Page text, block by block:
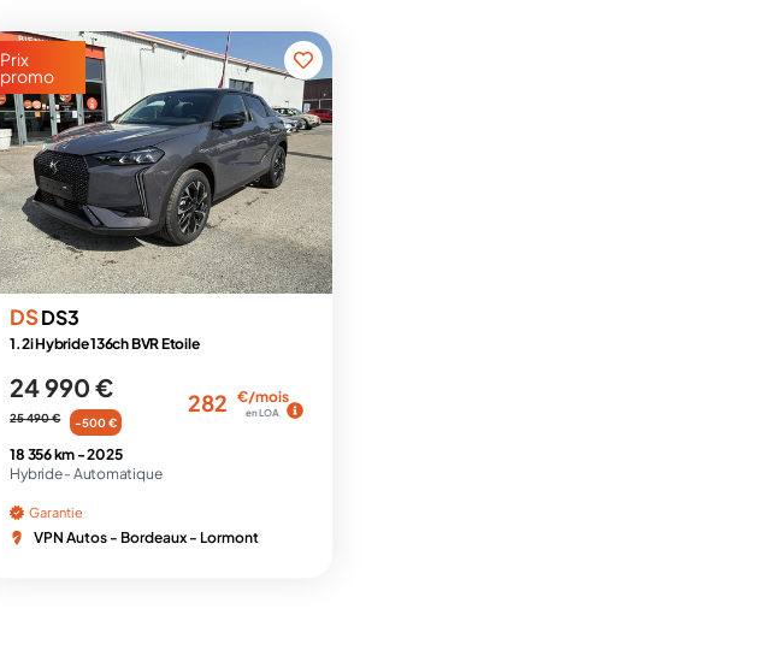
Prix
promo
DSDS3
1.2i Hybride 136ch BVR Etoile
24 990 €
25 490 € -500 €
282 €/mois
en LOA
18 356 km -2025
Hybride - Automatique
Garantie
VPN Autos - Bordeaux - Lormont